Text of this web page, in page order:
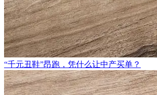
“千元丑鞋”昂跑，凭什么让中产买单？